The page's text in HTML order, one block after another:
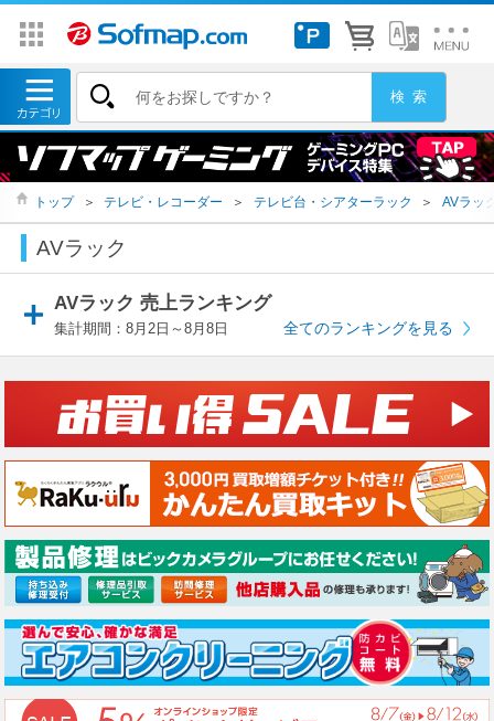
トップ ＞ テレビ・レコーダー ＞ テレビ台・シアターラック ＞ AVラッ
AVラック
AVラック 売上ランキング
集計期間：8月2日～8月8日 全てのランキングを見る